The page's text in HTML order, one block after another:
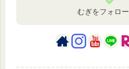
むぎをフォロ